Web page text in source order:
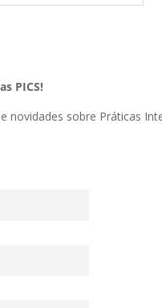
PICS!
novidades sobre Práticas